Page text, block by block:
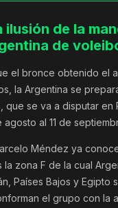
ilusión de la
de
el bronce obtenido el
la Argentina se
que se va a disputar en
al 11 de
Méndez ya
zona F de la cual
Países Bajos y Egipto
el grupo con la